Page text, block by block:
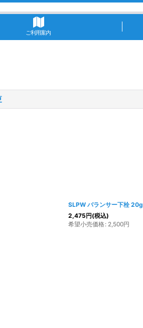
ご利用案内
SLPW バランサー下栓 20g
2,475円(税込)
希望小売価格: 2,500円